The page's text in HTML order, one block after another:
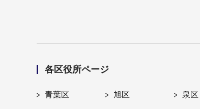
各区役所ページ
青葉区 旭区 泉区